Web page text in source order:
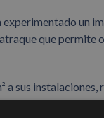
un
que permite
a sus
reparación de